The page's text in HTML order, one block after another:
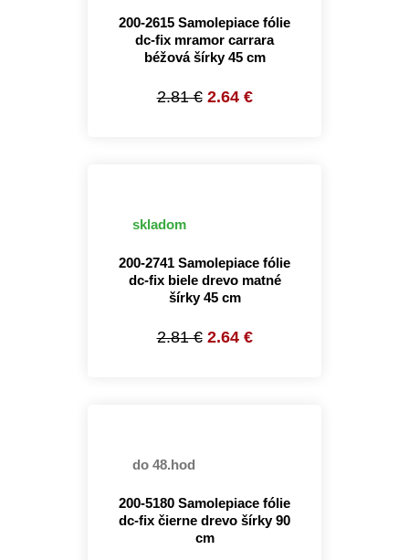
200-2615 Samolepiace fólie
dc-fix mramor carrara
béžová šírky 45 cm
2.81 € 2.64 €
skladom
200-2741 Samolepiace fólie
dc-fix biele drevo matné
šírky 45 cm
2.81 € 2.64 €
do 48.hod
200-5180 Samolepiace fólie
dc-fix čierne drevo šírky 90
cm